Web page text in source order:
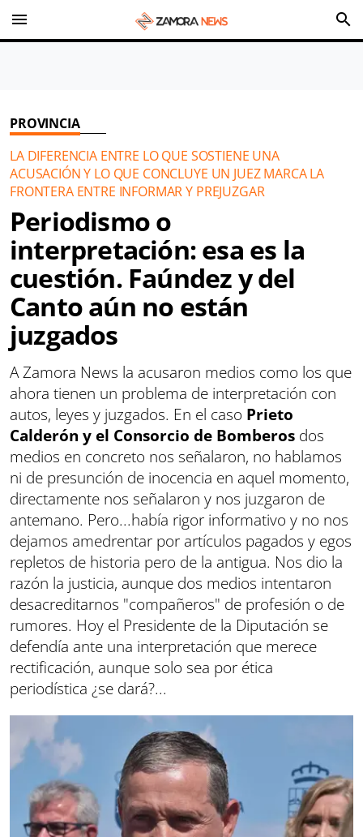
menu search
PROVINCIA
LA DIFERENCIA ENTRE LO QUE SOSTIENE UNA
ACUSACIÓN Y LO QUE CONCLUYE UN JUEZ MARCA LA
FRONTERA ENTRE INFORMAR Y PREJUZGAR
Periodismo o
interpretación: esa es la
cuestión. Faúndez y del
Canto aún no están
juzgados
A Zamora News la acusaron medios como los que
ahora tienen un problema de interpretación con
autos, leyes y juzgados. En el caso Prieto
Calderón y el Consorcio de Bomberos dos
medios en concreto nos señalaron, no hablamos
ni de presunción de inocencia en aquel momento,
directamente nos señalaron y nos juzgaron de
antemano. Pero...había rigor informativo y no nos
dejamos amedrentar por artículos pagados y egos
repletos de historia pero de la antigua. Nos dio la
razón la justicia, aunque dos medios intentaron
desacreditarnos "compañeros" de profesión o de
rumores. Hoy el Presidente de la Diputación se
defendía ante una interpretación que merece
rectificación, aunque solo sea por ética
periodística ¿se dará?...